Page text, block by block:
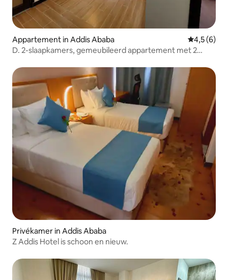
Appartement in Addis Ababa
4,5 (6)
D. 2-slaapkamers, gemeubileerd appartement met 2
Privékamer in Addis Ababa
Z Addis Hotel is schoon en nieuw.